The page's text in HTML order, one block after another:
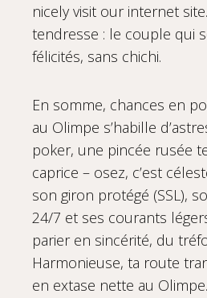
nicely visit our internet
tendresse : le couple qui
félicités, sans chichi.
En somme, chances en
au Olimpe s’habille
poker, une pincée rusée
caprice – osez, c’est
son giron protégé (SSL),
24/7 et ses courants
parier en sincérité, du
Harmonieuse, ta route
en extase nette au